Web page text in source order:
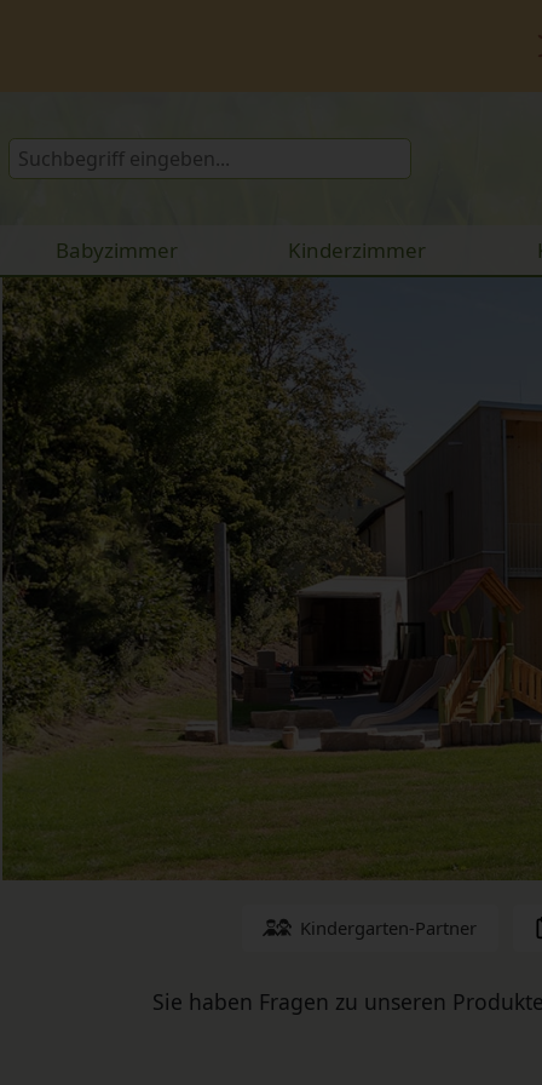
Babyzimmer Kinderzimmer
Kindergarten-Partner
Sie haben Fragen zu unseren